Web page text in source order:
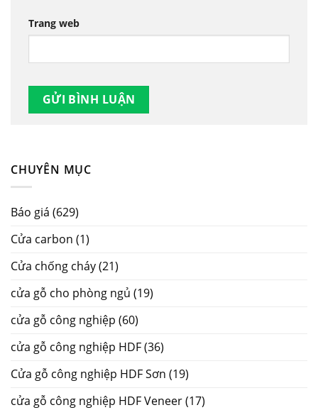
CHUYÊN MỤC
Báo giá (629)
Cửa carbon (1)
Cửa chống cháy(21)
cửa gỗ cho phòng ngủ (19)
cửa gỗ công nghiệp (60)
cửa gỗ công nghiệp HDF(36)
Cửa gỗ công nghiệp HDF Sơn (19)
cửa gỗ công nghiệp HDF Veneer(17)
Trang web